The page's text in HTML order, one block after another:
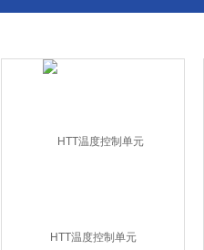
HTT温度控制单元